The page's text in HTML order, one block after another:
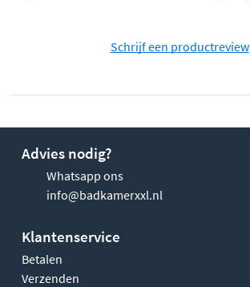
Schrijf een productreview
Advies nodig?
Whatsapp ons
info@badkamerxxl.nl
Klantenservice
Betalen
Verzenden